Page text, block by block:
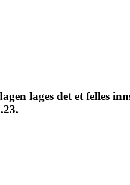
lages det et felles